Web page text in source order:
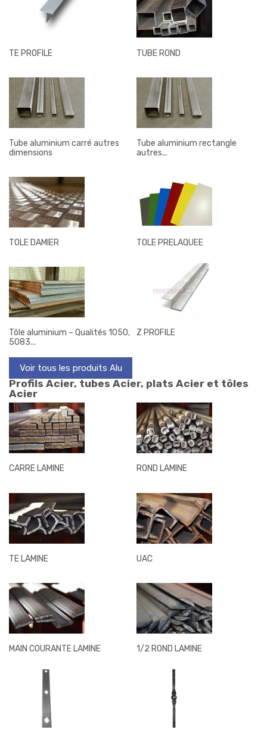
TE PROFILE TUBE ROND
Tube aluminium carré autres
dimensions
Tube aluminium rectangle
autres...
TOLE DAMIER TOLE PRELAQUEE
Tôle aluminium – Qualités 1050,
5083...
Z PROFILE
Voir tous les produits Alu
Profils Acier, tubes Acier, plats Acier et tôles
Acier
CARRE LAMINE ROND LAMINE
TE LAMINE UAC
MAIN COURANTE LAMINE 1/2 ROND LAMINE